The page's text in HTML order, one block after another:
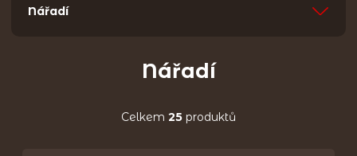
Nářadí
Nářadí
Celkem 25 produktů